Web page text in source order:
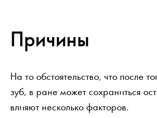
Причины
На то обстоятельство, что после
зуб, в ране может сохраниться
влияют несколько факторов.